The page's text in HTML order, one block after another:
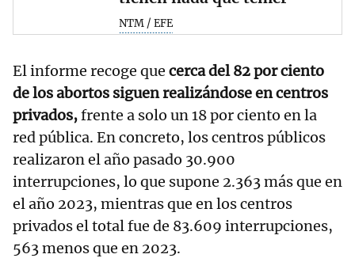
NTM / EFE
El informe recoge que cerca del 82 por ciento
de los abortos siguen realizándose en centros
privados,frente a solo un 18 por ciento en la
red pública. En concreto, los centros públicos
realizaron el año pasado 30.900
interrupciones, lo que supone 2.363 más que en
el año 2023, mientras que en los centros
privados el total fue de 83.609 interrupciones,
563 menos que en 2023.